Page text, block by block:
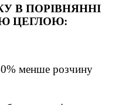
В ПОРІВНЯННІ
ЦЕГЛОЮ:
менше розчину